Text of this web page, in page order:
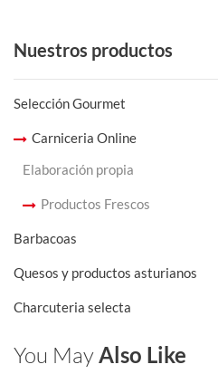
Nuestros productos
Selección Gourmet
Carniceria Online
Elaboración propia
Productos Frescos
Barbacoas
Quesos y productos asturianos
Charcuteria selecta
You MayAlso Like